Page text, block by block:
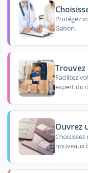
Protégez
Gabon.
Trouvez
Facilitez
expert du
Ouvrez
nouveaux